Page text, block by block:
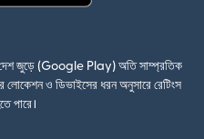
জুড়ে (Google Play) অতি সাম্প্রতিক
লোকেশন ও ডিভাইসের ধরন অনুসারে রেটিংস
পারে।